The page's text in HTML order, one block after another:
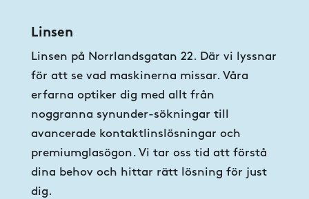
Linsen
Linsen på Norrlandsgatan 22. Där vi lyssnar
för att se vad maskinerna missar. Våra
erfarna optiker dig med allt från
noggranna synunder-sökningar till
avancerade kontaktlinslösningar och
premiumglasögon. Vi tar oss tid att förstå
dina behov och hittar rätt lösning för just
dig.